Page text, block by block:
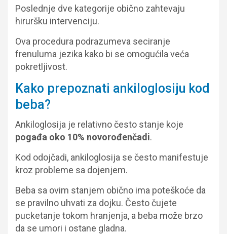
Poslednje dve kategorije obično zahtevaju
hiruršku intervenciju.
Ova procedura podrazumeva seciranje
frenuluma jezika kako bi se omogućila veća
pokretljivost.
Kako prepoznati ankiloglosiju kod
beba?
Ankiloglosija je relativno često stanje koje
pogađa oko 10% novorođenčadi.
Kod odojčadi, ankiloglosija se često manifestuje
kroz probleme sa dojenjem.
Beba sa ovim stanjem obično ima poteškoće da
se pravilno uhvati za dojku. Često čujete
pucketanje tokom hranjenja, a beba može brzo
da se umori i ostane gladna.